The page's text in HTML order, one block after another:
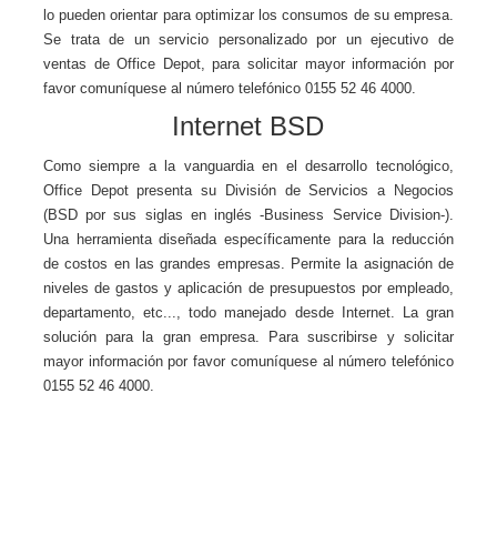
lo pueden orientar para optimizar los consumos de su empresa.
Se trata de un servicio personalizado por un ejecutivo de
ventas de Office Depot, para solicitar mayor información por
favor comuníquese al número telefónico 0155 52 46 4000.
Internet BSD
Como siempre a la vanguardia en el desarrollo tecnológico,
Office Depot presenta su División de Servicios a Negocios
(BSD por sus siglas en inglés -Business Service Division-).
Una herramienta diseñada específicamente para la reducción
de costos en las grandes empresas. Permite la asignación de
niveles de gastos y aplicación de presupuestos por empleado,
departamento, etc..., todo manejado desde Internet. La gran
solución para la gran empresa. Para suscribirse y solicitar
mayor información por favor comuníquese al número telefónico
0155 52 46 4000.